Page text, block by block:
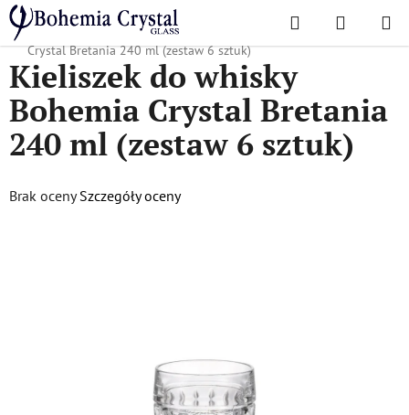
Przejść
do
treści
Szukaj KOSZYK
Home
/ Kieliszki Kieliszki do whisky
Kieliszek do whisky Bohemia
Crystal Bretania 240 ml (zestaw 6 sztuk)
Kieliszek do whisky
Bohemia Crystal Bretania
240 ml (zestaw 6 sztuk)
Średnia
Brak oceny Szczegóły oceny